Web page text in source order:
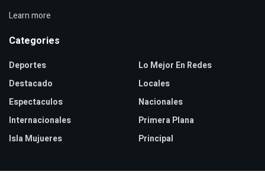
Learn more
Categories
Deportes
Destacado
Espectaculos
Internacionales
Isla Mujueres
Lo Mejor En Redes
Locales
Nacionales
Primera Plana
Principal